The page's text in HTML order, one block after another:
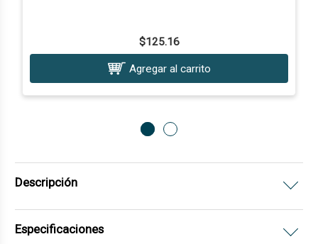
$125.16
Agregar al carrito
Descripción
Especificaciones